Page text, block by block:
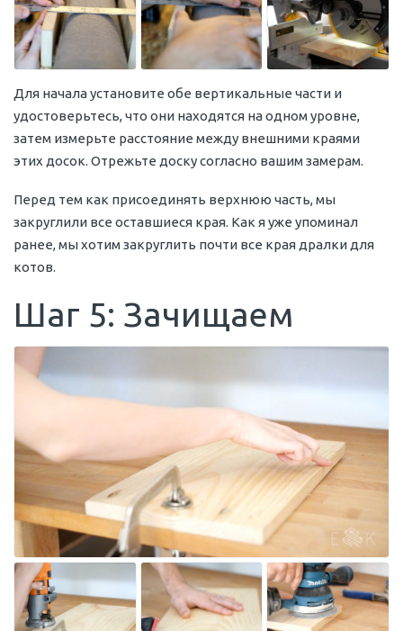
Для начала установите обе вертикальные части и
удостоверьтесь, что они находятся на одном уровне,
затем измерьте расстояние между внешними краями
этих досок. Отрежьте доску согласно вашим замерам.
Перед тем как присоединять верхнюю часть, мы
закруглили все оставшиеся края. Как я уже упоминал
ранее, мы хотим закруглить почти все края дралки для
котов.
Шаг 5: Зачищаем